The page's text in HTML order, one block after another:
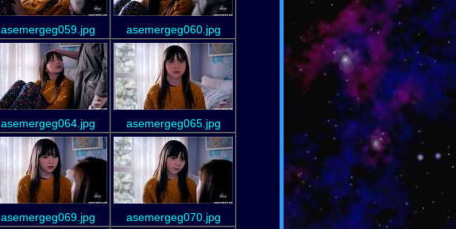
asemergeg059.jpg asemergeg060.jpg
asemergeg064.jpg asemergeg065.jpg
asemergeg069.jpg asemergeg070.jpg